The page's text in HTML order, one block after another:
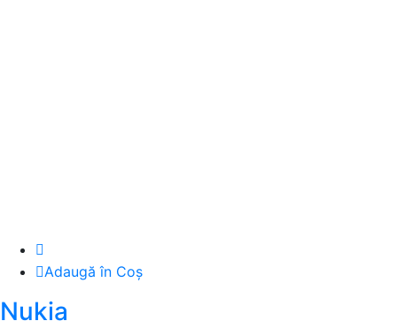
Adaugă în Coș
Nukia